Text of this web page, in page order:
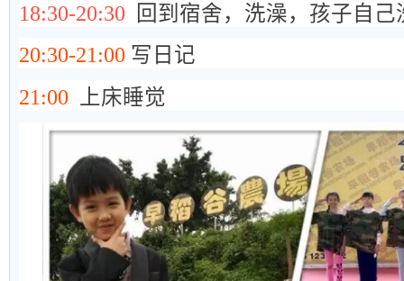
18:30-20:30
回到宿舍，洗澡，孩子自
20:30-21:00 写日记
21:00
上床睡觉